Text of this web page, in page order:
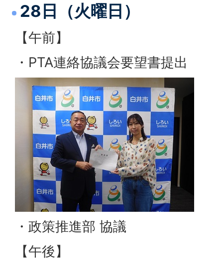
28日（火曜日）
【午前】
・PTA連絡協議会要望書提出
・政策推進部 協議
【午後】